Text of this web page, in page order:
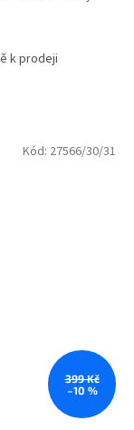
k prodeji
399 Kč
–10 %
Kód: 27566/30/31